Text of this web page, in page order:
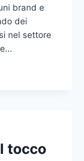
brand e
dei
nel settore
tocco